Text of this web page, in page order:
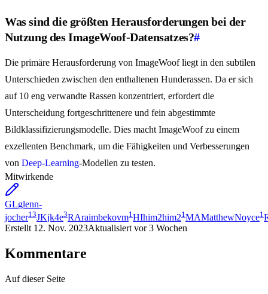
Was sind die größten Herausforderungen bei der
Nutzung des ImageWoof-Datensatzes?#
Die primäre Herausforderung von ImageWoof liegt in den subtilen
Unterschieden zwischen den enthaltenen Hunderassen. Da er sich
auf 10 eng verwandte Rassen konzentriert, erfordert die
Unterscheidung fortgeschrittenere und fein abgestimmte
Bildklassifizierungsmodelle. Dies macht ImageWoof zu einem
exzellenten Benchmark, um die Fähigkeiten und Verbesserungen
von Deep-Learning-Modellen zu testen.
Mitwirkende
GLglenn-
jocher13JKjk4e3RAraimbekovm1HIhim2him21MAMatthewNoyce1
Erstellt 12. Nov. 2023Aktualisiert vor 3 Wochen
Kommentare
Auf dieser Seite